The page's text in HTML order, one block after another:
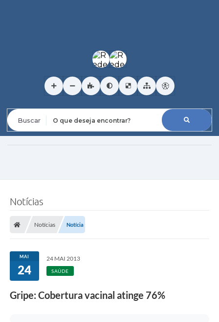
Notícias
Notícias Notícia
MAI
24
24 MAI 2013
SAÚDE
Gripe: Cobertura vacinal atinge 76%